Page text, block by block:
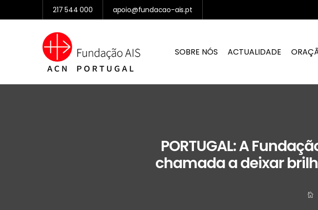
217 544 000 apoio@fundacao-ais.pt
SOBRE NÓS ACTUALIDADE
PORTUGAL: A
chamada a deixar